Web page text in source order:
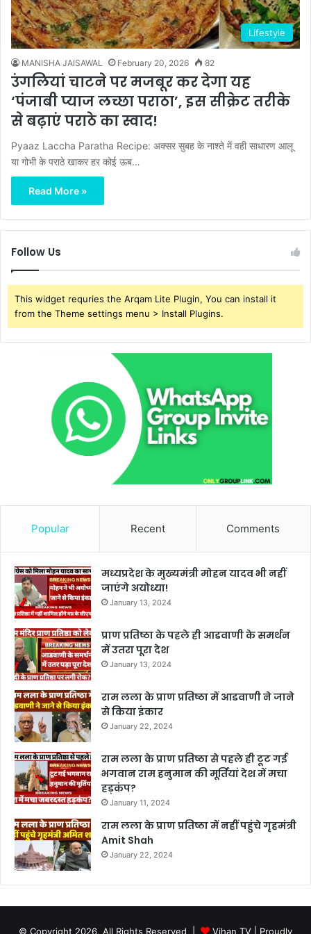
Lifestyle
MANISHA JAISAWAL February 20, 2026 82
उंगलियां चाटने पर मजबूर कर देगा यह
‘पंजाबी प्याज लच्छा पराठा’, इस सीक्रेट तरीके
से बढ़ाएं पराठे का स्वाद!
Pyaaz Laccha Paratha Recipe: अक्सर सुबह के नाश्ते में वही साधारण आलू
या गोभी के पराठे खाकर हर कोई ऊब…
Read More »
Follow Us
This widget requries the Arqam Lite Plugin, You can install it
from the Theme settings menu > Install Plugins.
Popular Recent Comments
मध्यप्रदेश के मुख्यमंत्री मोहन यादव भी नहीं
जाएंगे अयोध्या!
January 13, 2024
प्राण प्रतिष्ठा के पहले ही आडवाणी के समर्थन
में उतरा पूरा देश
January 13, 2024
राम लला के प्राण प्रतिष्ठा में आडवाणी ने जाने
से किया इंकार
January 22, 2024
राम लला के प्राण प्रतिष्ठा से पहले ही टूट गई
भगवान राम हनुमान की मूर्तियां देश में मचा
हड़कंप?
January 11, 2024
राम लला के प्राण प्रतिष्ठा में नहीं पहुंचे गृहमंत्री
Amit Shah
January 22, 2024
© Copyright 2026, All Rights Reserved | Vihan TV | Proudly